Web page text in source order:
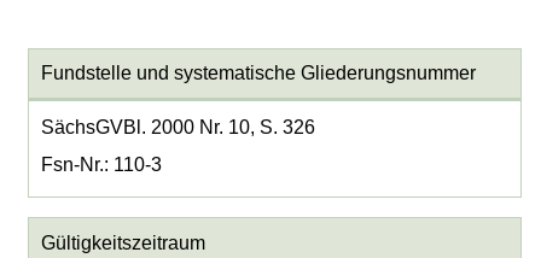
Fundstelle und systematische Gliederungsnummer
SächsGVBl. 2000 Nr. 10, S. 326
Fsn-Nr.: 110-3
Gültigkeitszeitraum